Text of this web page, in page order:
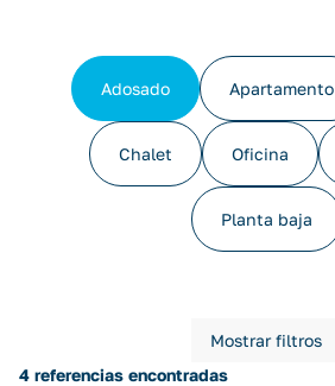
Adosado Apartamento
Chalet Oficina
Planta baja
Mostrar filtros
4 referencias encontradas